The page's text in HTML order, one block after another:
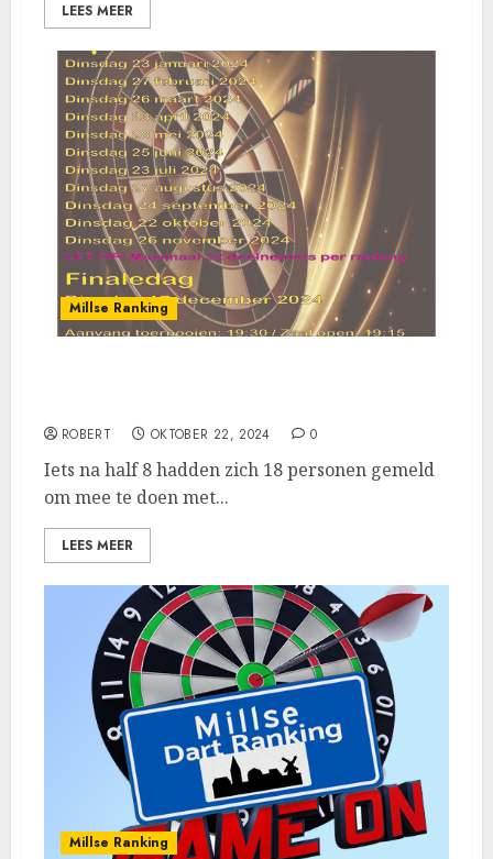
LEES MEER
Millse Ranking
ROBERT OKTOBER 22, 2024 0
Iets na half 8 hadden zich 18 personen gemeld
om mee te doen met...
LEES MEER
Millse Ranking